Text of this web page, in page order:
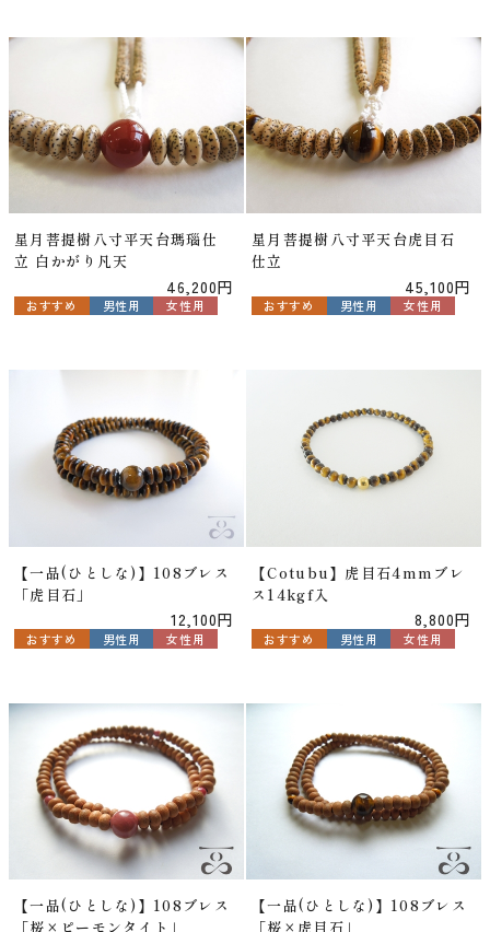
星月菩提樹八寸平天台瑪瑙仕
立 白かがり凡天
46,200円
おすすめ 男性用 女性用
星月菩提樹八寸平天台虎目石
仕立
45,100円
おすすめ 男性用 女性用
【一品(ひとしな)】108ブレス
「虎目石」
12,100円
おすすめ 男性用 女性用
【Cotubu】虎目石4mmブレ
ス14kgf入
8,800円
おすすめ 男性用 女性用
【一品(ひとしな)】108ブレス
「桜×ピーモンタイト」
【一品(ひとしな)】108ブレス
「桜×虎目石」